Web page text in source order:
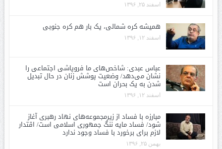
اسفند ۲۵, ۱۳۹۶
همیشه کره شمالی، یک بار هم کره جنوبی
اسفند ۱۲, ۱۳۹۶
عباس عبدی: شاخص‌های ما فروپاشی اجتماعی را
نشان می‌دهد/ وضعیت پوشش زنان در حال تبدیل
شدن به یک بحران است
اسفند ۱۲, ۱۳۹۶
مبارزه با فساد از زیرمجموعه‌های نهاد رهبری آغاز
شود/ فساد مایه ننگ جمهوری اسلامی است/ اقتدار
لازم برای برخورد با فساد وجود ندارد
بهمن ۲۵, ۱۳۹۶